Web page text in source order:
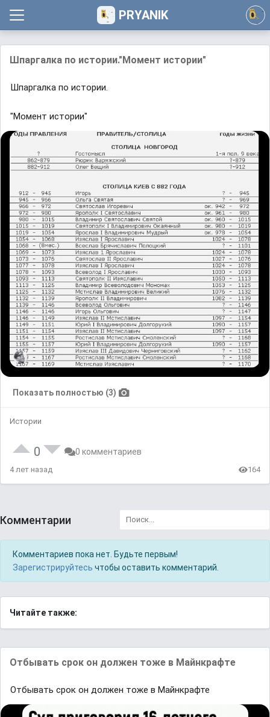
PRYANIK
Шпapгалка пo иcтopии."Момент истории"
Шпapгалка пo иcтopии.
"Момент истории"
Показать полностью (3)
Истории
0 0 комментариев
4 лет назад 164
Комментарии
Комментариев пока нет. Будьте первым!
Зарегистрируйтесь чтобы оставить комментарий.
Читайте также:
Отбывать срок он должен тоже в Майнкрафте
Отбывать срок он должен тоже в Майнкрафте